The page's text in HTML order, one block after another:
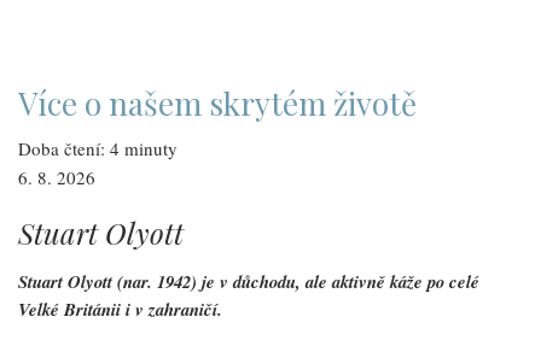
sexuální
identitě
nahlášen
orgánu
pro
dosáhl
dvojnásobného
Více o našem skrytém životě
Doba čtení: 4 minuty
6. 8. 2026
Stuart Olyott
Stuart Olyott (nar. 1942) je v důchodu, ale aktivně káže po celé
Velké Británii i v zahraničí.